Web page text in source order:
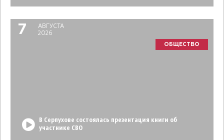
7
АВГУСТА
2026
ОБЩЕСТВО
В Серпухове состоялась презентация книги об
участнике СВО